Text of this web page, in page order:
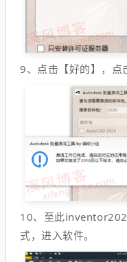
9、 点击【好的】，点
10、至此
式，进入软件。